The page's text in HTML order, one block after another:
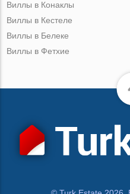
Виллы в Конаклы
Виллы в Кестеле
Виллы в Белеке
Виллы в Фетхие